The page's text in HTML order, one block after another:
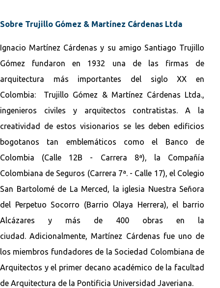
Sobre Trujillo Gómez & Martínez Cárdenas Ltda
Ignacio Martínez Cárdenas y su amigo Santiago Trujillo
Gómez fundaron en 1932 una de las firmas de
arquitectura más importantes del siglo XX en
Colombia: Trujillo Gómez & Martínez Cárdenas Ltda.,
ingenieros civiles y arquitectos contratistas. A la
creatividad de estos visionarios se les deben edificios
bogotanos tan emblemáticos como el Banco de
Colombia (Calle 12B - Carrera 8ª), la Compañía
Colombiana de Seguros (Carrera 7ª. - Calle 17), el Colegio
San Bartolomé de La Merced, la iglesia Nuestra Señora
del Perpetuo Socorro (Barrio Olaya Herrera), el barrio
Alcázares y más de 400 obras en la
ciudad. Adicionalmente, Martínez Cárdenas fue uno de
los miembros fundadores de la Sociedad Colombiana de
Arquitectos y el primer decano académico de la facultad
de Arquitectura de la Pontificia Universidad Javeriana.